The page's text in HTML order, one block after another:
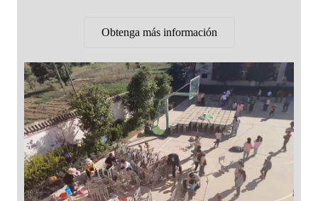
Obtenga más información